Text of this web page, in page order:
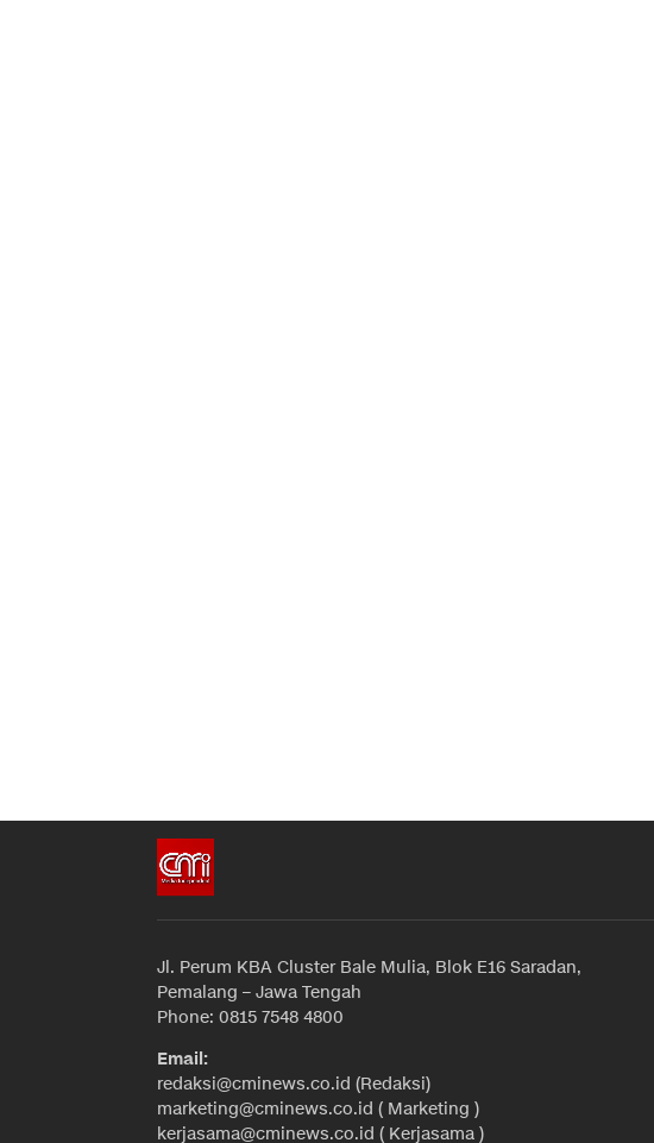
Jl. Perum KBA Cluster Bale Mulia, Blok E16 Saradan,
Pemalang – Jawa Tengah
Phone: 0815 7548 4800
Email:
redaksi@cminews.co.id (Redaksi)
marketing@cminews.co.id ( Marketing )
kerjasama@cminews.co.id ( Kerjasama )